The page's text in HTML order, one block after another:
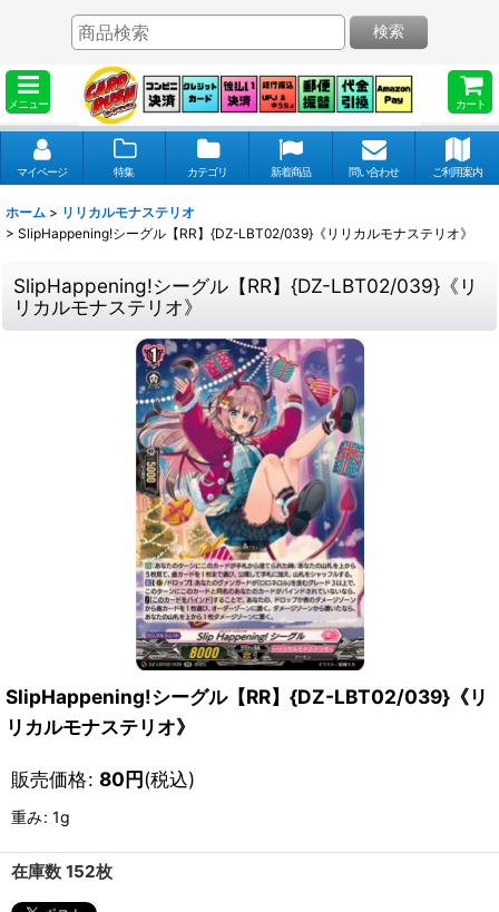
メニュー カート
検索
マイページ 特集 カテゴリ 新着商品 問い合わせ ご利用案内
ホーム > リリカルモナステリオ
> SlipHappening!シーグル【RR】{DZ-LBT02/039}《リリカルモナステリオ》
SlipHappening!シーグル【RR】{DZ-LBT02/039}《リ
リカルモナステリオ》
SlipHappening!シーグル【RR】{DZ-LBT02/039}《リ
リカルモナステリオ》
販売価格: 80円(税込)
重み: 1g
在庫数 152枚